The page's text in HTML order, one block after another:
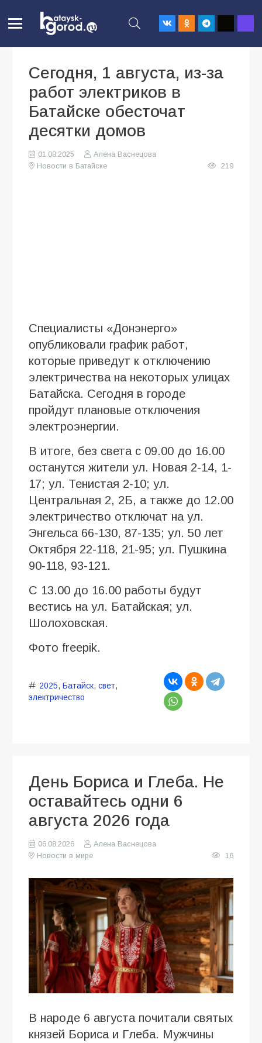
Сегодня, 1 августа, из-за
работ электриков в
Батайске обесточат
десятки домов
01.08.2025
Алена Васнецова
Новости в Батайске
219
Специалисты «Донэнерго»
опубликовали график работ,
которые приведут к отключению
электричества на некоторых улицах
Батайска. Сегодня в городе
пройдут плановые отключения
электроэнергии.
В итоге, без света с 09.00 до 16.00
останутся жители ул. Новая 2-14, 1-
17; ул. Тенистая 2-10; ул.
Центральная 2, 2Б, а также до 12.00
электричество отключат на ул.
Энгельса 66-130, 87-135; ул. 50 лет
Октября 22-118, 21-95; ул. Пушкина
90-118, 93-121.
С 13.00 до 16.00 работы будут
вестись на ул. Батайская; ул.
Шолоховская.
Фото freepik.
2025, Батайск, свет,
электричество
День Бориса и Глеба. Не
оставайтесь одни 6
августа 2026 года
06.08.2026
Алена Васнецова
Новости в мире
16
В народе 6 августа почитали святых
князей Бориса и Глеба. Мужчины